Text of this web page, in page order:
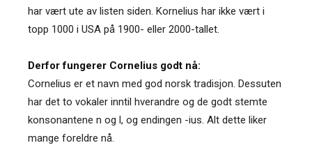
har vært ute av listen siden. Kornelius har ikke vært i
topp 1000 i USA på 1900- eller 2000-tallet.
Derfor fungerer Cornelius godt nå:
Cornelius er et navn med god norsk tradisjon. Dessuten
har det to vokaler inntil hverandre og de godt stemte
konsonantene n og l, og endingen -ius. Alt dette liker
mange foreldre nå.